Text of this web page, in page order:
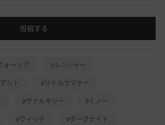
投稿する
ォーリア
#レンジャー
ント
#リトルサマナー
#ヴァルキリー
#くノ一
#ウィッチ
#ダークナイト